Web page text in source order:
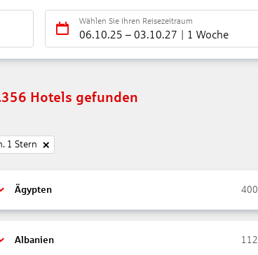
Wählen Sie Ihren Reisezeitraum
06.10.25 – 03.10.27 1 Woche
Hotels gefunden
1 Stern
Ägypten 400
Albanien 112